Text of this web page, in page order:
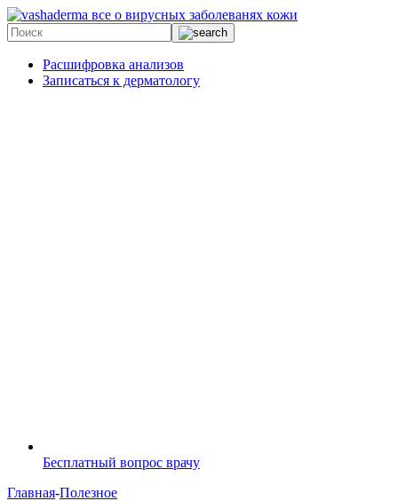
все о вирусных заболеванях кожи
Расшифровка анализов
Записаться к дерматологу
Бесплатный вопрос врачу
Главная-Полезное